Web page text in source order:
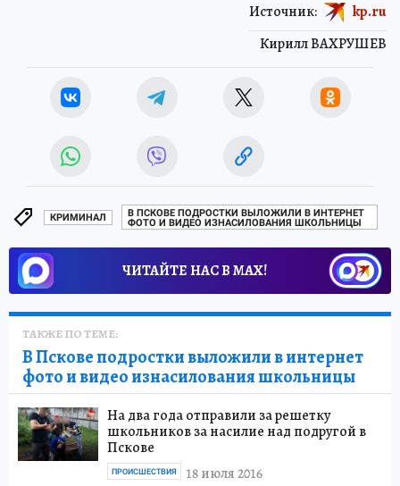
Кирилл ВАХРУШЕВ
Источник: kp.ru
КРИМИНАЛ
В ПСКОВЕ ПОДРОСТКИ ВЫЛОЖИЛИ В ИНТЕРНЕТ
ФОТО И ВИДЕО ИЗНАСИЛОВАНИЯ ШКОЛЬНИЦЫ
ЧИТАЙТЕ НАС В МАХ!
ТАКЖЕ ПО ТЕМЕ:
В Пскове подростки выложили в интернет
фото и видео изнасилования школьницы
На два года отправили за решетку
школьников за насилие над подругой в
Пскове
18 июля 2016
ПРОИСШЕСТВИЯ